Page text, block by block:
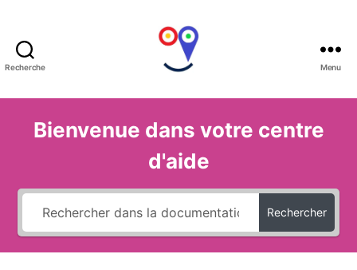
Recherche
UltiSMile
Menu
Bienvenue dans votre centre
d'aide
Rechercher